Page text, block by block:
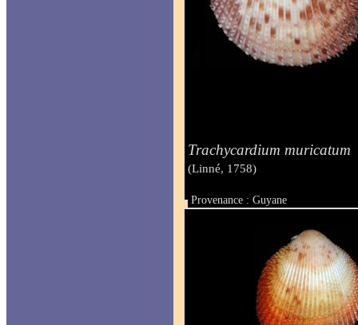
Trachycardium muricatum
(Linné, 1758)
Provenance : Guyane
Taille : 32 mm